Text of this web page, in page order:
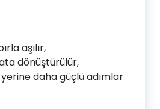
aşılır,
dönüştürülür,
daha güçlü adımlar